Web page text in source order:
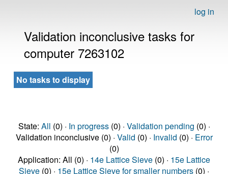
log in
Validation inconclusive tasks for
computer 7263102
No tasks to display
State: All (0) · In progress(0) · Validation pending (0) ·
Validation inconclusive (0) · Valid (0) · Invalid (0) · Error
(0)
Application: All (0) · 14e Lattice Sieve (0) · 15e Lattice
Sieve (0) · 15e Lattice Sieve for smaller numbers (0) ·